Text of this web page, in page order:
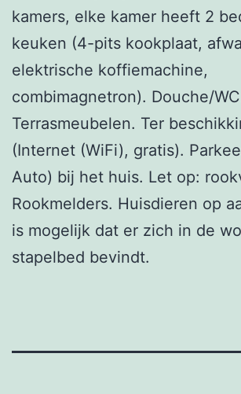
kamers, elke kamer heeft 2
keuken (4-pits kookplaat,
elektrische koffiemachine,
combimagnetron). Douche/
Terrasmeubelen. Ter
(Internet (WiFi), gratis).
Auto) bij het huis. Let op:
Rookmelders. Huisdieren op
is mogelijk dat er zich in de
stapelbed bevindt.